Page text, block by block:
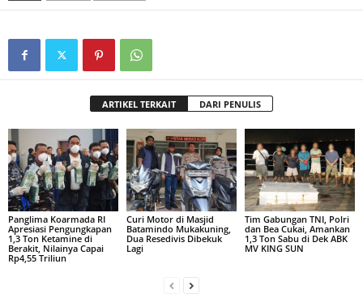
ARTIKEL TERKAIT DARI PENULIS
Panglima Koarmada RI
Apresiasi Pengungkapan
1,3 Ton Ketamine di
Berakit, Nilainya Capai
Rp4,55 Triliun
Curi Motor di Masjid
Batamindo Mukakuning,
Dua Resedivis Dibekuk
Lagi
Tim Gabungan TNI, Polri
dan Bea Cukai, Amankan
1,3 Ton Sabu di Dek ABK
MV KING SUN